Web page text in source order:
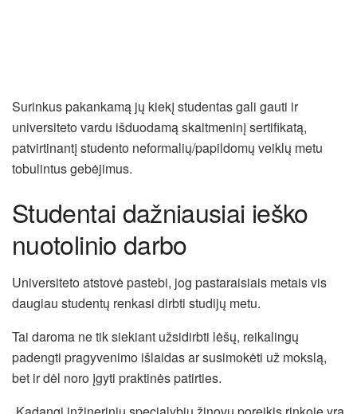
Surinkus pakankamą jų kiekį studentas gali gauti ir
universiteto vardu išduodamą skaitmeninį sertifikatą,
patvirtinantį studento neformalių/papildomų veiklų metu
tobulintus gebėjimus.
Studentai dažniausiai ieško
nuotolinio darbo
Universiteto atstovė pastebi, jog pastaraisiais metais vis
daugiau studentų renkasi dirbti studijų metu.
Tai daroma ne tik siekiant užsidirbti lėšų, reikalingų
padengti pragyvenimo išlaidas ar susimokėti už mokslą,
bet ir dėl noro įgyti praktinės patirties.